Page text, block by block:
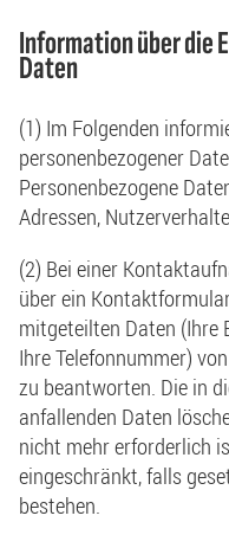
Information über die
Daten
(1) Im Folgenden
personenbezogener
Personenbezogene
Adressen,
(2) Bei einer
über ein
mitgeteilten Daten (Ihre
Ihre Telefonnummer)
zu beantworten. Die in
anfallenden Daten
nicht mehr erforderlich
eingeschränkt, falls
bestehen.